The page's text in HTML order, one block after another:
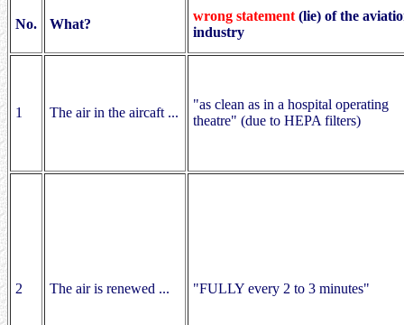
No. What?
wrong statement (lie) of the
industry
1 The air in the aircaft ...
"as clean as in a hospital operating
theatre" (due to HEPA filters)
2 The air is renewed ... "FULLY every 2 to 3 minutes"